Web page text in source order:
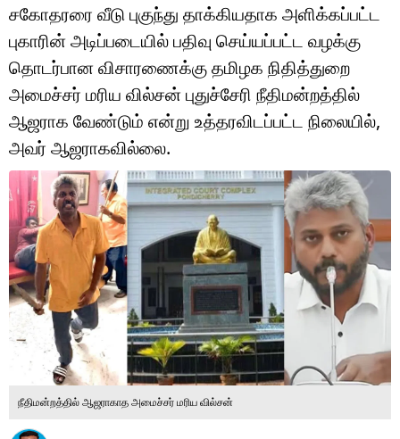
வணிகம்
டெக்னாலஜி
ஆன்மீகம்
வைரல்
ஹெஃல்த்
ஷார்ட் வீடியோஸ்
வலை கதைகள்
போட்டோ கேலரி
சகோதரரை வீடு புகுந்து தாக்கியதாக அளிக்கப்பட்ட
புகாரின் அடிப்படையில் பதிவு செய்யப்பட்ட வழக்கு
தொடர்பான விசாரணைக்கு தமிழக நிதித்துறை
அமைச்சர் மரிய வில்சன் புதுச்சேரி நீதிமன்றத்தில்
ஆஜராக வேண்டும் என்று உத்தரவிடப்பட்ட நிலையில்,
அவர் ஆஜராகவில்லை.
நீதிமன்றத்தில் ஆஜராகாத அமைச்சர் மரிய வில்சன்